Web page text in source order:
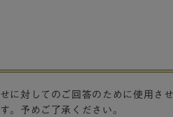
に対してのご回答のために使用さ
。予めご了承ください。